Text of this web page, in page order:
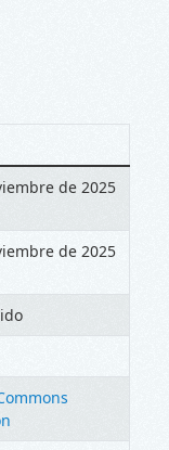
de 2025
de 2025